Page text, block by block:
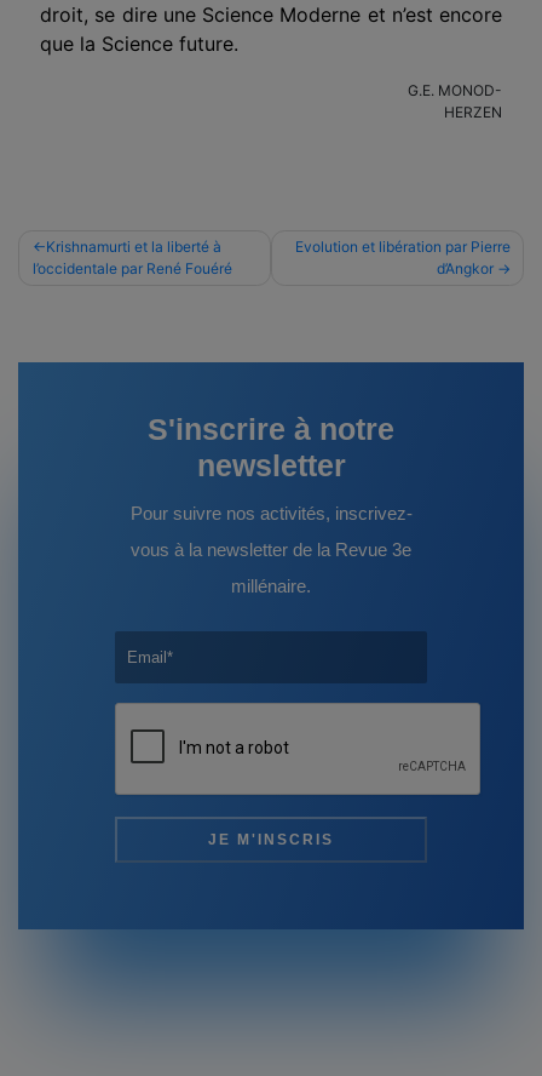
droit, se dire une Science Moderne et n’est encore
que la Science future.
G.E. MONOD-
HERZEN
Navigation
de
Krishnamurti et la liberté à
l’occidentale par René Fouéré
Evolution et libération par Pierre
d’Angkor
S'inscrire à notre
newsletter
Pour suivre nos activités, inscrivez-
vous à la newsletter de la Revue 3e
millénaire.